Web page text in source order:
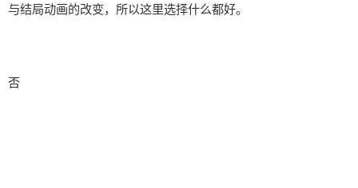
与结局动画的改变，所以这里选择什么都好。
否